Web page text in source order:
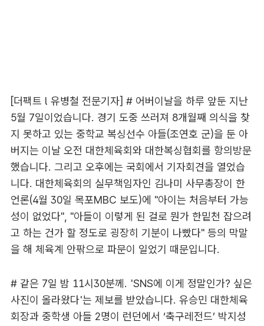
[더팩트 l 유병철 전문기자] # 어버이날을 하루 앞둔 지난
5월 7일이었습니다. 경기 도중 쓰러져 8개월째 의식을 찾
지 못하고 있는 중학교 복싱선수 아들(조연호 군)을 둔 아
버지는 이날 오전 대한체육회와 대한복싱협회를 항의방문
했습니다. 그리고 오후에는 국회에서 기자회견을 열었습
니다. 대한체육회의 실무책임자인 김나미 사무총장이 한
언론(4월 30일 목포MBC 보도)에 "아이는 처음부터 가능
성이 없었다", "아들이 이렇게 된 걸로 뭔가 한밑천 잡으려
고 하는 건가 할 정도로 굉장히 기분이 나빴다" 등의 막말
을 해 체육계 안팎으로 파문이 일었기 때문입니다.
# 같은 7일 밤 11시30분께. 'SNS에 이게 정말인가? 싶은
사진이 올라왔다'는 제보를 받았습니다. 유승민 대한체육
회장과 중학생 아들 2명이 런던에서 ‘축구레전드’ 박지성